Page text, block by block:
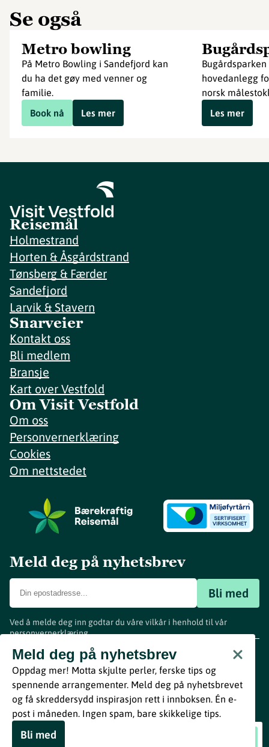
Metro Sandefjord
Se også
Metro bowling
På Metro Bowling i Sandefjord kan
du ha det gøy med venner og
familie.
Book nå
Les mer
hovedanlegg
norsk
Les mer
Reisemål
Holmestrand
Horten & Åsgårdstrand
Tønsberg & Færder
Sandefjord
Larvik & Stavern
Snarveier
Kontakt oss
Bli medlem
Bransje
Kart over Vestfold
Om Visit Vestfold
Om oss
Personvernerklæring
Cookies
Om nettstedet
Meld deg på nyhetsbrev
Bli med
Ved å melde deg inn godtar du våre vilkår i henhold til vår
personvernerklæring.
Meld deg på nyhetsbrev
Oppdag mer! Motta skjulte perler, ferske tips og
spennende arrangementer. Meld deg på nyhetsbrevet
og få skreddersydd inspirasjon rett i innboksen. Én e-
post i måneden. Ingen spam, bare skikkelige tips.
Bli med
www.visitvestfold.com
Turistinformasjon
Vestfold Fylkeskommune
ByBreakfast